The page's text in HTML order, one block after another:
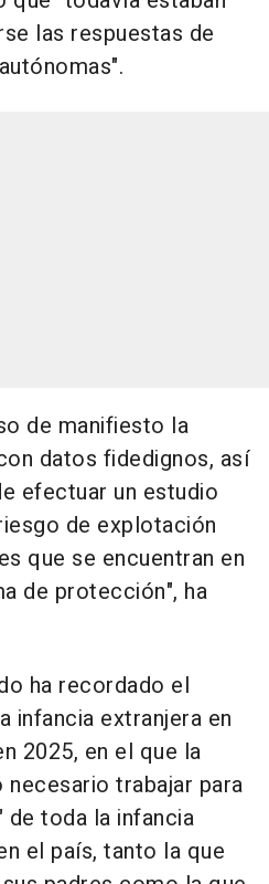
las respuestas de
de manifiesto la
datos fidedignos, así
efectuar un estudio
de explotación
que se encuentran en
de protección", ha
ha recordado el
infancia extranjera en
2025, en el que la
trabajar para
de toda la infancia
el país, tanto la que